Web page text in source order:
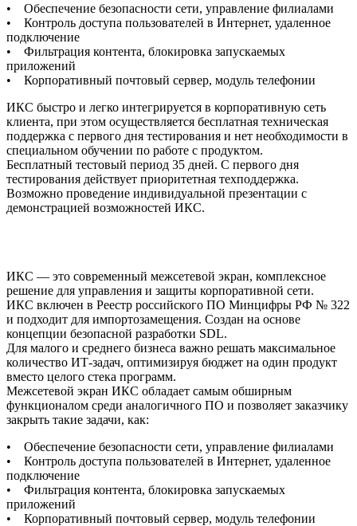
• Обеспечение безопасности сети, управление филиалами
• Контроль доступа пользователей в Интернет, удаленное
подключение
• Фильтрация контента, блокировка запускаемых
приложений
• Корпоративный почтовый сервер, модуль телефонии
ИКС быстро и легко интегрируется в корпоративную сеть
клиента, при этом осуществляется бесплатная техническая
поддержка с первого дня тестирования и нет необходимости в
специальном обучении по работе с продуктом.
Бесплатный тестовый период 35 дней. С первого дня
тестирования действует приоритетная техподдержка.
Возможно проведение индивидуальной презентации с
демонстрацией возможностей ИКС.
ИКС — это современный межсетевой экран, комплексное
решение для управления и защиты корпоративной сети.
ИКС включен в Реестр российского ПО Минцифры РФ № 322
и подходит для импортозамещения. Создан на основе
концепции безопасной разработки SDL.
Для малого и среднего бизнеса важно решать максимальное
количество ИТ-задач, оптимизируя бюджет на один продукт
вместо целого стека программ.
Межсетевой экран ИКС обладает самым обширным
функционалом среди аналогичного ПО и позволяет заказчику
закрыть такие задачи, как:
• Обеспечение безопасности сети, управление филиалами
• Контроль доступа пользователей в Интернет, удаленное
подключение
• Фильтрация контента, блокировка запускаемых
приложений
• Корпоративный почтовый сервер, модуль телефонии